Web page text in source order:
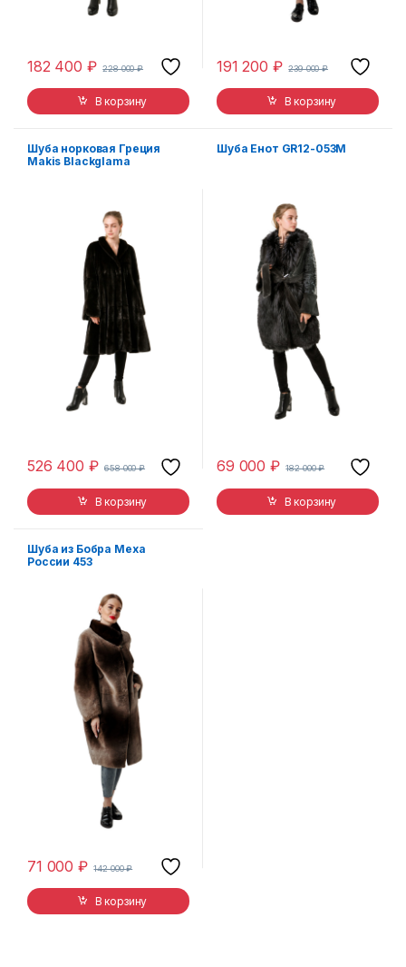
182 400 ₽ 228 000₽
В корзину
191 200 ₽ 239 000₽
В корзину
Шуба норковая Греция
Makis Blackglama
526 400 ₽ 658 000₽
В корзину
Шуба Енот GR12-053M
69 000₽ 182 000₽
В корзину
Шуба из Бобра Меха
России 453
71 000₽ 142 000₽
В корзину